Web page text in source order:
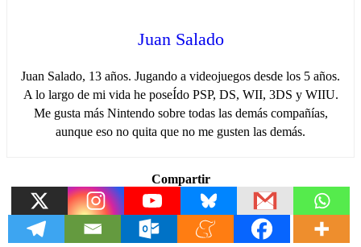
Juan Salado
Juan Salado, 13 años. Jugando a videojuegos desde los 5 años.
A lo largo de mi vida he poseÍdo PSP, DS, WII, 3DS y WIIU.
Me gusta más Nintendo sobre todas las demás compañías,
aunque eso no quita que no me gusten las demás.
Compartir